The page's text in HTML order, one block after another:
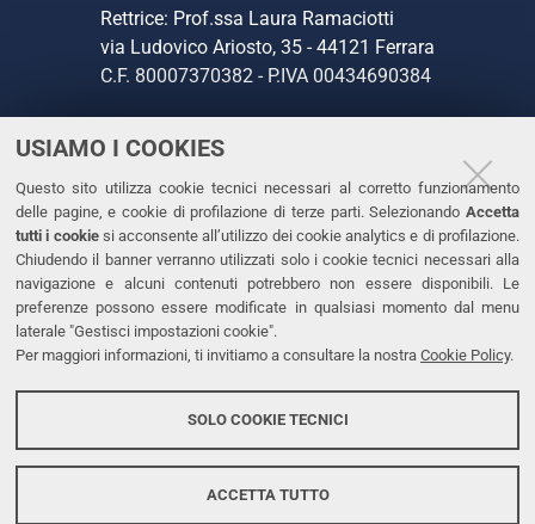
USIAMO I COOKIES
Questo sito utilizza cookie tecnici necessari al corretto funzionamento
delle pagine, e cookie di profilazione di terze parti. Selezionando Accetta
tutti i cookiesi acconsente all’utilizzo dei cookie analytics e di profilazione.
Chiudendo il banner verranno utilizzati solo i cookie tecnici necessari alla
navigazione e alcuni contenuti potrebbero non essere disponibili. Le
preferenze possono essere modificate in qualsiasi momento dal menu
laterale "Gestisci impostazioni cookie".
Per maggiori informazioni, ti invitiamo a consultare la nostra Cookie Policy.
SOLO COOKIE TECNICI
ACCETTA TUTTO
Rettrice: Prof.ssa Laura Ramaciotti
via Ludovico Ariosto, 35 - 44121 Ferrara
C.F. 80007370382 - P.IVA 00434690384
CONTATTI
Tel. +39 0532 293111
Fax. +39 0532 293031
PEC
LINKS
Dichiarazione di accessibilità
Protezione dati personali